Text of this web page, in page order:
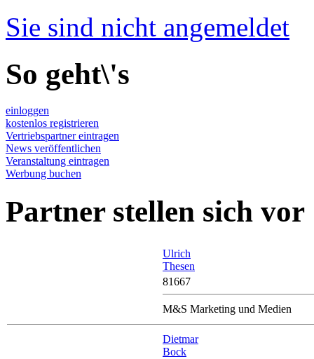
Sie sind nicht angemeldet
So geht\'s
einloggen
kostenlos registrieren
Vertriebspartner eintragen
News veröffentlichen
Veranstaltung eintragen
Werbung buchen
Partner stellen sich vor
Ulrich
Thesen
81667
M&S Marketing und Medien
Dietmar
Bock